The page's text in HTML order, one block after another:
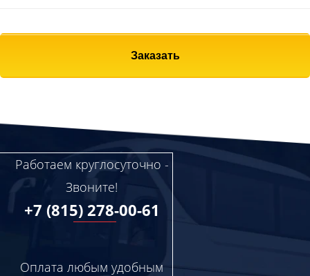
Заказать
Работаем круглосуточно -
Звоните!
+7 (815) 278-00-61
Оплата любым удобным